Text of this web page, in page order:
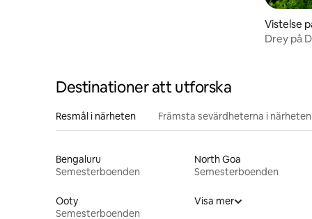
Vistelse
rathara
Drey på
Destinationer att utforska
Resmål i närheten Främsta sevärdheterna i närheten
Bengaluru
Semesterboenden
North Goa
Semesterboenden
Ooty
Semesterboenden
Visa mer